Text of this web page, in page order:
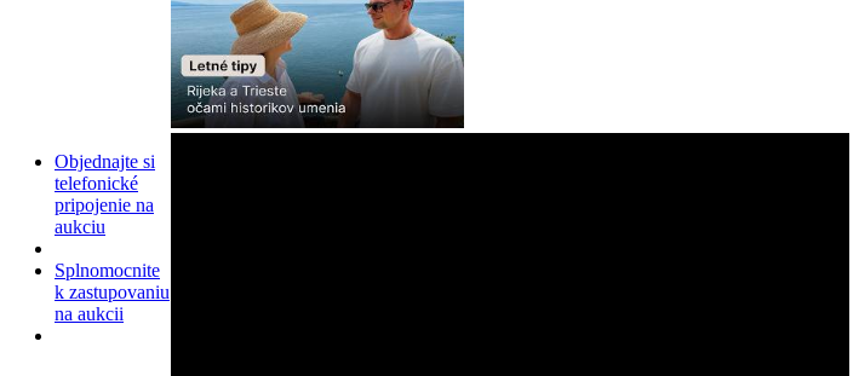
Objednajte si
telefonické
pripojenie na
aukciu
Splnomocnite
k zastupovaniu
na aukcii